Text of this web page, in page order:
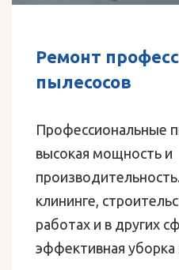
Ремонт
пылесосов
Профессиональные
высокая мощность и
клининге,
работах и в других
эффективная уборка